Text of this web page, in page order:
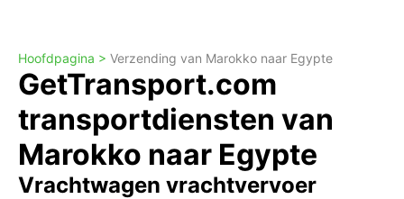
Hoofdpagina > Verzending van Marokko naar Egypte
GetTransport.com
transportdiensten van
Marokko naar Egypte
Vrachtwagen vrachtvervoer